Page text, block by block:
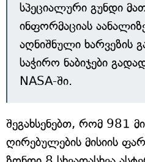
სპეციალური გუნდი
ინფორმაციას
აღნიშნული ხარვეზის
საჭირო ნაბიჯები
NASA-ში.
შეგახსენებთ, რომ 981
ღირებულების მისიის